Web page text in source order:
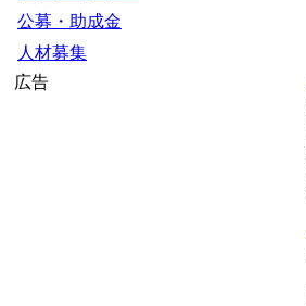
公募・助成金
人材募集
広告